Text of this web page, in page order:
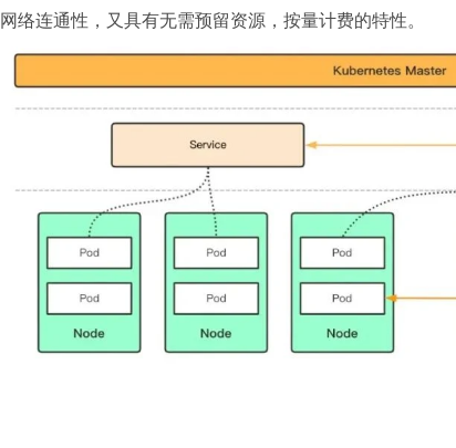
网络连通性，又具有无需预留资源，按量计费的特性。